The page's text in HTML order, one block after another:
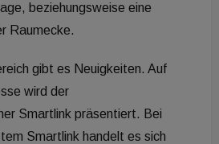
beziehungsweise eine
Raumecke.
gibt es Neuigkeiten. Auf
wird der
Smartlink präsentiert. Bei
Smartlink handelt es sich